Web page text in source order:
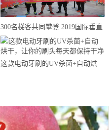
300名梯客共同攀登 2019国际垂直
马拉松超级精英赛顺德海骏达中心
站欢乐开跑
这款电动牙刷的UV杀菌+自动烘